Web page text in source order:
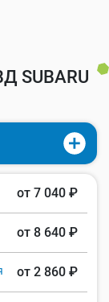
SUBARU
от 7 040 ₽
от 8 640 ₽
от 2 860 ₽